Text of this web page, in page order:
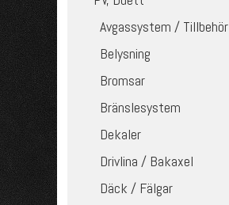
Avgassystem / Tillbehör
Belysning
Bromsar
Bränslesystem
Dekaler
Drivlina / Bakaxel
Däck / Fälgar